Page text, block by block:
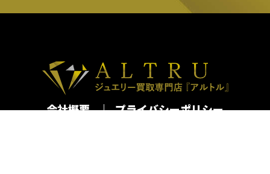
会社概要 プライバシーポリシー